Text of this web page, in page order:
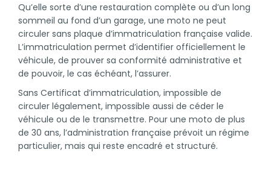
Qu’elle sorte d’une restauration complète ou d’un long
sommeil au fond d’un garage, une moto ne peut
circuler sans plaque d’immatriculation française valide.
L’immatriculation permet d’identifier officiellement le
véhicule, de prouver sa conformité administrative et
de pouvoir, le cas échéant, l’assurer.
Sans Certificat d’immatriculation, impossible de
circuler légalement, impossible aussi de céder le
véhicule ou de le transmettre. Pour une moto de plus
de 30 ans, l’administration française prévoit un régime
particulier, mais qui reste encadré et structuré.